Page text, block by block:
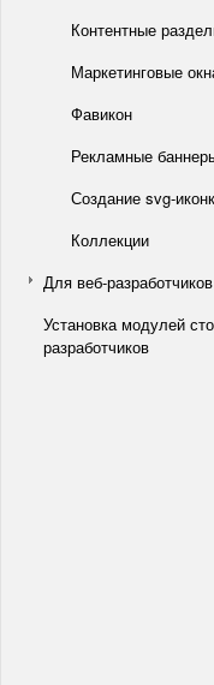
Контентные
Маркетинговые
Фавикон
Рекламные
Создание svg-
Коллекции
Для веб-разработчиков
Установка модулей
разработчиков